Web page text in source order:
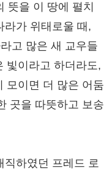
뜻을 이 땅에 펼치
라가 위태로울 때,
고 많은 새 교우들
빛이라고 하더라도,
모이면 더 많은 어둠
곳을 따뜻하고 보송
직하였던 프레드 로